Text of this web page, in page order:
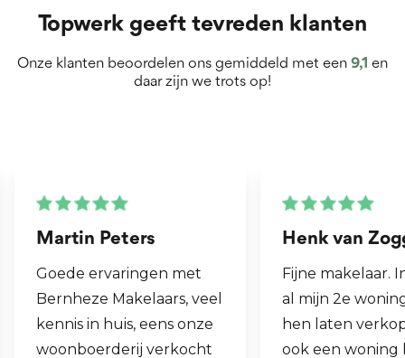
Topwerk geeft tevreden klanten
Onze klanten beoordelen ons gemiddeld met een 9,1 en
daar zijn we trots op!
Martin Peters
Goede ervaringen met
Bernheze Makelaars, veel
kennis in huis, eens onze
woonboerderij verkocht
Henk van
Fijne makelaar.
al mijn 2e
hen laten
ook een woning